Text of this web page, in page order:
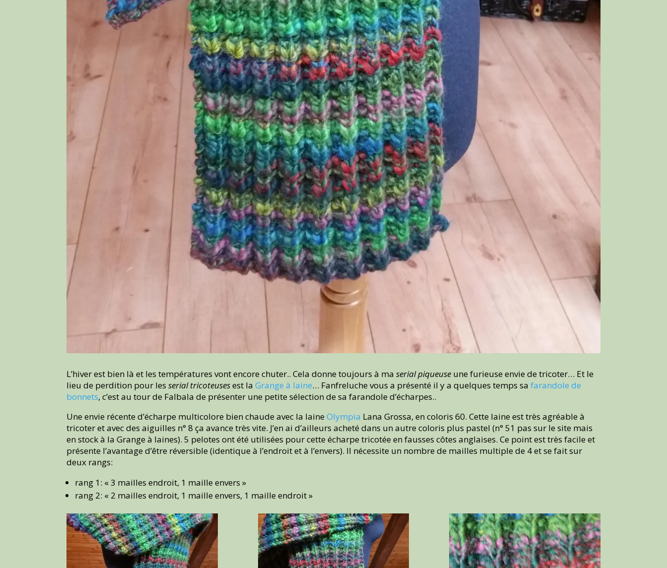
L’hiver est bien là et les températures vont encore chuter.. Cela donne toujours à maserial piqueuse une furieuse envie de tricoter… Et le
lieu de perdition pour lesserial tricoteusesest laGrange à laine… Fanfreluche vous a présenté il y a quelques temps safarandole de
bonnets, c’est au tour de Falbala de présenter une petite sélection de sa farandole d’écharpes..
Une envie récente d’écharpe multicolore bien chaude avec la laineOlympia Lana Grossa, en coloris 60. Cette laine est très agréable à
tricoter et avec des aiguilles n° 8 ça avance très vite. J’en ai d’ailleurs acheté dans un autre coloris plus pastel (n° 51 pas sur le site mais
en stock à la Grange à laines). 5 pelotes ont été utilisées pour cette écharpe tricotée en fausses côtes anglaises. Ce point est très facile et
présente l’avantage d’être réversible (identique à l’endroit et à l’envers). Il nécessite un nombre de mailles multiple de 4 et se fait sur
deux rangs:
rang 1: « 3 mailles endroit, 1 maille envers »
rang 2: « 2 mailles endroit, 1 maille envers, 1 maille endroit »